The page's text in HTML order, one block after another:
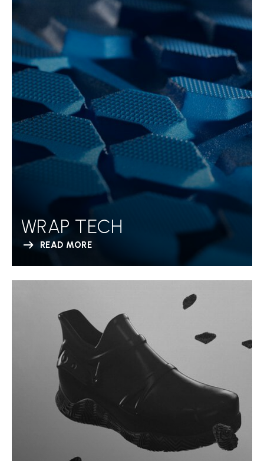
WRAP TECH
READ MORE